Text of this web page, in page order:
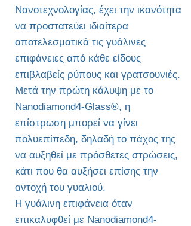
Νανοτεχνολογίας, έχει την ικανότητα
να προστατεύει ιδιαίτερα
αποτελεσματικά τις γυάλινες
επιφάνειες από κάθε είδους
επιβλαβείς ρύπους και γρατσουνιές.
Μετά την πρώτη κάλυψη με το
Nanodiamond4-Glass®, η
επίστρωση μπορεί να γίνει
πολυεπίπεδη, δηλαδή το πάχος της
να αυξηθεί με πρόσθετες στρώσεις,
κάτι που θα αυξήσει επίσης την
αντοχή του γυαλιού.
Η γυάλινη επιφάνεια όταν
επικαλυφθεί με Nanodiamond4-